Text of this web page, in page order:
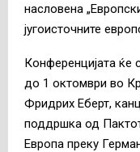
насловена
југоисточните
Конференцијата
до 1 октомври во
Фридрих Еберт,
поддршка од
Европа преку